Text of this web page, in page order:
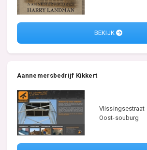
BEKIJK
Aannemersbedrijf Kikkert
Vlissingsestraat
Oost-souburg